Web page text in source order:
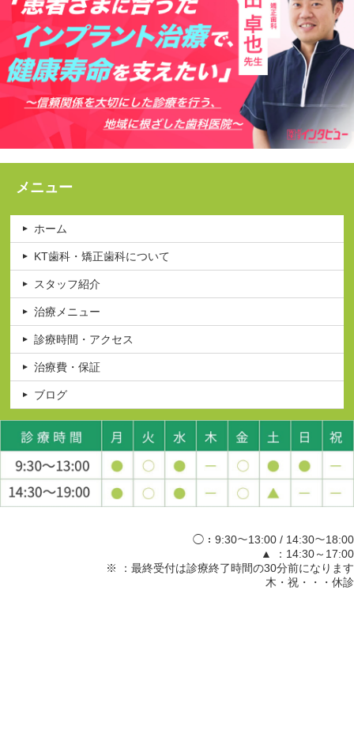
メニュー
ホーム
KT歯科・矯正歯科について
スタッフ紹介
治療メニュー
診療時間・アクセス
治療費・保証
ブログ
◯：9:30～13:00 / 14:30～18:00
▲ ：14:30～17:00
※ ：最終受付は診療終了時間の30分前になります
木・祝・・・休診